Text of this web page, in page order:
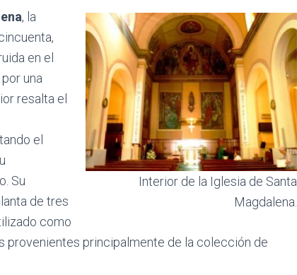
Interior de la Iglesia de Santa
Magdalena.
, la
en el
una
resalta el
el
Su
de tres
como
provenientes principalmente de la colección de